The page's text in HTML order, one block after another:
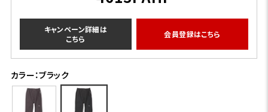
キャンペーン詳細は
こちら
会員登録はこちら
カラー：ブラック